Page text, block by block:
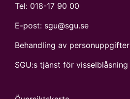
Tel: 018-17 90 00
E-post: sgu@sgu.se
Behandling av personuppgifter
SGU:s tjänst för visselblåsning